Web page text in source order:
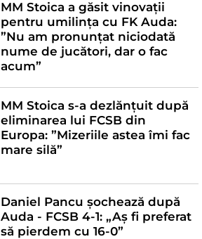
MM Stoica a găsit vinovații
pentru umilința cu FK Auda:
”Nu am pronunțat niciodată
nume de jucători, dar o fac
acum”
MM Stoica s-a dezlănțuit după
eliminarea lui FCSB din
Europa: ”Mizeriile astea îmi fac
mare silă”
Daniel Pancu șochează după
Auda - FCSB 4-1: „Aș fi preferat
să pierdem cu 16-0”